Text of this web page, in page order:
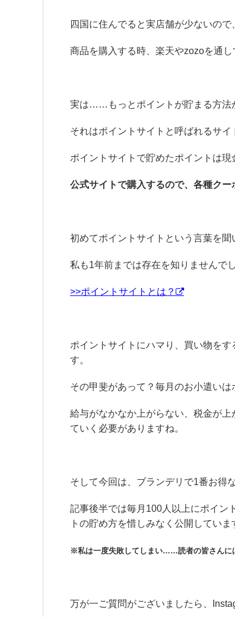
四国に住んでると実店舗が少ないの
商品を購入する時、楽天やzozoを通
実は……もっとポイントが貯まる方法
それはポイントサイトと呼ばれるサイ
ポイントサイトで貯めたポイントは
公式サイトで購入するので、各種クー
初めてポイントサイトという言葉を聞
私も1年前までは存在を知りませんでし
>>ポイントサイトとは？
ポイントサイトにハマり、買い物を
す。
その甲斐があって？毎月のお小遣いは
給与がなかなか上がらない、税金が
ていく必要がありますね。
そして今回は、ブランデリで1番お得
記事後半では毎月100人以上にポイン
トの貯め方を惜しみなく公開してい
※私は一度失敗してしまい……読者の皆さんに
万が一ご質問がございましたら、